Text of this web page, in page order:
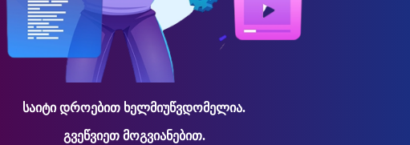
საიტი დროებით ხელმიუწვდომელია.
გვეწვიეთ მოგვიანებით.